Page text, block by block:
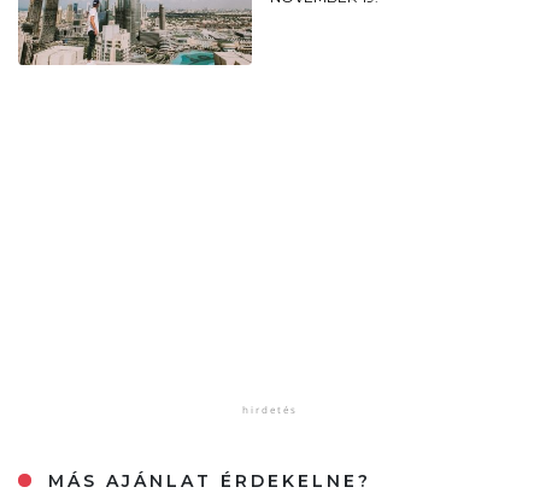
MÁS AJÁNLAT ÉRDEKELNE?